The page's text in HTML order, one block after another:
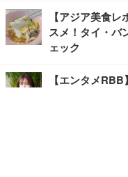
【アジア美食
スメ！タイ・バ
ェック
【エンタメ